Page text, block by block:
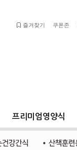
쿠폰존
즐겨찾기
프리미엄영양식